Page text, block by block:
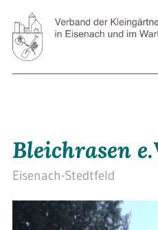
Bleichrasen
Eisenach-Stedtfeld